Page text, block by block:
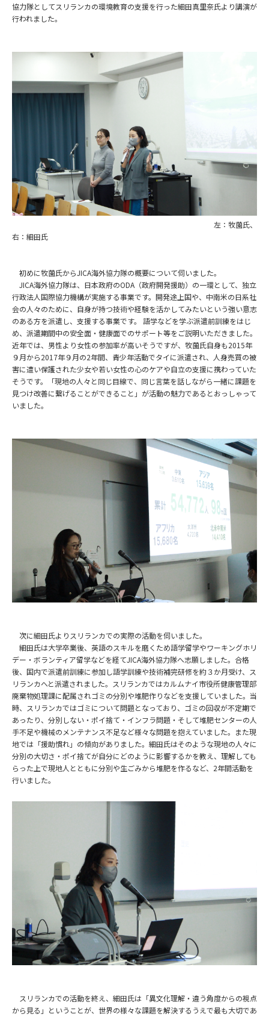
協力隊としてスリランカの環境教育の支援を行った細田真里奈氏より講演が
行われました。
左：牧薗氏、
右：細田氏
初めに牧薗氏からJICA海外協力隊の概要について伺いました。
JICA海外協力隊は、日本政府のODA（政府開発援助）の一環として、独立
行政法人国際協力機構が実施する事業です。開発途上国や、中南米の日系社
会の人々のために、自身が持つ技術や経験を活かしてみたいという強い意志
のある方を派遣し、支援する事業です。
語学などを学ぶ派遣前訓練をはじ
め、派遣期間中の安全面・健康面でのサポート等をご説明いただきました。
近年では、男性より女性の参加率が高いそうですが、牧薗氏自身も2015年
９月から2017年９月の2年間、 青少年活動でタイに派遣され、人身売買の被
害に遭い保護された少女や若い女性の心のケアや自立の支援に携わっていた
そうです。「現地の人々と同じ目線で、同じ言葉を話しながら一緒に課題を
見つけ改善に繋げることができること」が活動の魅力であるとおっしゃって
いました。
次に細田氏よりスリランカでの実際の活動を伺いました。
細田氏は大学卒業後、英語のスキルを磨くため語学留学やワーキングホリ
デー・ボランティア留学などを経てJICA海外協力隊へ志願しました。合格
後、国内で派遣前訓練に参加し語学訓練や技術補完研修を約３か月受け、ス
リランカへと派遣されました。スリランカではカルムナイ市役所健康管理部
廃棄物処理課に配属されゴミの分別や堆肥作りなどを支援していました。当
時、スリランカではゴミについて問題となっており、ゴミの回収が不定期で
あったり、分別しない・ポイ捨て・インフラ問題・そして堆肥センターの人
手不足や機械のメンテナンス不足など様々な問題を抱えていました。また現
地では「援助慣れ」の傾向がありました。細田氏はそのような現地の人々に
分別の大切さ・ポイ捨てが自分にどのように影響するかを教え、理解しても
らった上で現地人とともに分別や生ごみから堆肥を作るなど、 2年間活動を
行いました。
スリランカでの活動を終え、細田氏は「異文化理解・違う角度からの視点
から見る」ということが、世界の様々な課題を解決するうえで最も大切であ